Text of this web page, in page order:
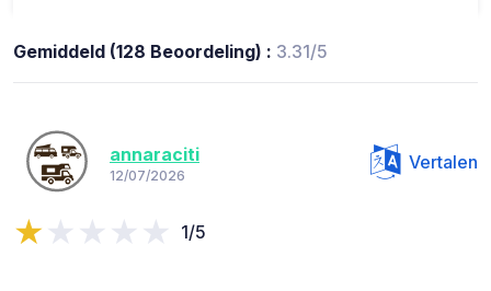
Gemiddeld (128 Beoordeling) : 3.31/5
annaraciti
12/07/2026
Vertalen
1/5